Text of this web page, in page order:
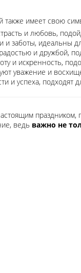
имеет свою
и любовь,
заботы, идеальны
и дружбой,
и искренность,
уважение и
и успеха, подходят
ведь важно не